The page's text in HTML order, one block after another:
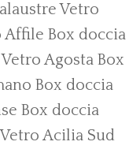
Vetro
Affile Box doccia
Agosta Box
Box doccia
Box doccia
Acilia Sud